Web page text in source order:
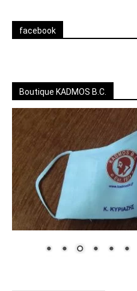
facebook
Boutique KADMOS B.C.